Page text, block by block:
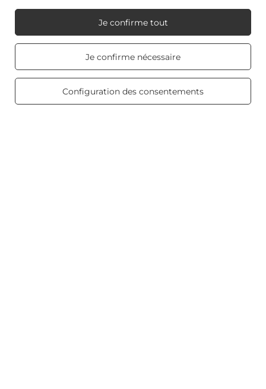
Règlements
Mon Candle World
Information sur le produit
Je confirme nécessaire
Configuration des consentements
Je confirme tout